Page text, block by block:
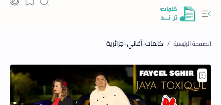
كلمات-أغاني-جزائرية